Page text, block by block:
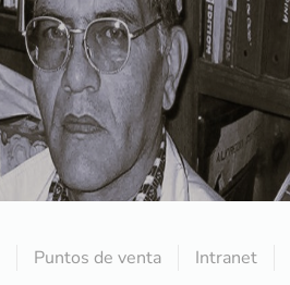
Puntos de venta Intranet